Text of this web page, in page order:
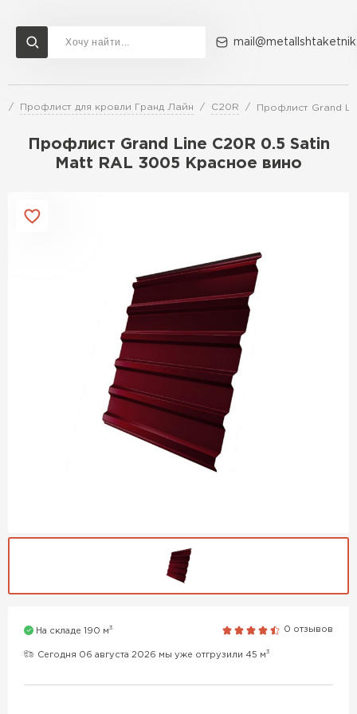
Профлист для кровли Гранд Лайн C20R Профлист Grand
Профлист Grand Line C20R 0.5 Satin
Matt RAL 3005 Красное вино
На складе 190 м3 0 отзывов
Сегодня 06 августа 2026 мы уже отгрузили 45 м3
Доставка и оплата Акции О компании Контакты
Перейти в каталог